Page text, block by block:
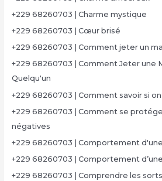
+229 68260703 | Charme mystique
+229 68260703 | Cœur brisé
+229 68260703 | Comment jeter un
+229 68260703 | Comment Jeter une
Quelqu'un
+229 68260703 | Comment savoir si
+229 68260703 | Comment se
négatives
+229 68260703 | Comportement
+229 68260703 | Comportement
+229 68260703 | Comprendre les